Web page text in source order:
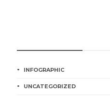
INFOGRAPHIC
UNCATEGORIZED